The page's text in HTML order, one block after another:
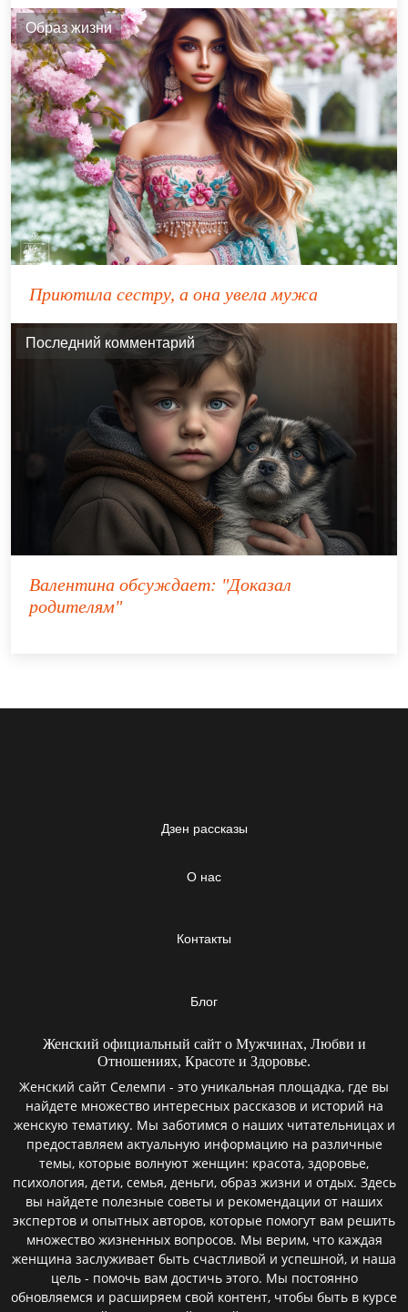
Образ жизни
Приютила сестру, а она увела мужа
Последний комментарий
Валентина обсуждает: "Доказал
родителям"
Дзен рассказы
О нас
Контакты
Блог
Женский официальный сайт о Мужчинах, Любви и
Отношениях, Красоте и Здоровье.
Женский сайт Селемпи - это уникальная площадка, где вы
найдете множество интересных рассказов и историй на
женскую тематику. Мы заботимся о наших читательницах и
предоставляем актуальную информацию на различные
темы, которые волнуют женщин: красота, здоровье,
психология, дети, семья, деньги, образ жизни и отдых. Здесь
вы найдете полезные советы и рекомендации от наших
экспертов и опытных авторов, которые помогут вам решить
множество жизненных вопросов. Мы верим, что каждая
женщина заслуживает быть счастливой и успешной, и наша
цель - помочь вам достичь этого. Мы постоянно
обновляемся и расширяем свой контент, чтобы быть в курсе